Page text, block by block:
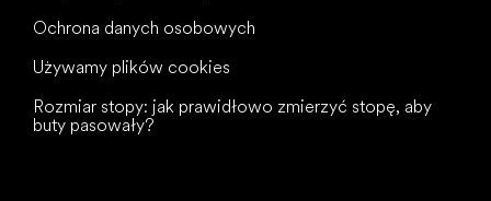
Ochrona danych osobowych
Używamy plików cookies
Rozmiar stopy: jak prawidłowo zmierzyć stopę, aby
buty pasowały?